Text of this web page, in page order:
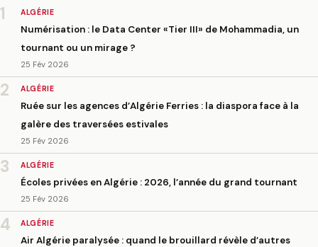
1 ALGÉRIE
Numérisation : le Data Center «Tier III» de Mohammadia, un
tournant ou un mirage ?
25 Fév 2026
2 ALGÉRIE
Ruée sur les agences d’Algérie Ferries : la diaspora face à la
galère des traversées estivales
25 Fév 2026
3 ALGÉRIE
Écoles privées en Algérie : 2026, l’année du grand tournant
25 Fév 2026
4 ALGÉRIE
Air Algérie paralysée : quand le brouillard révèle d’autres